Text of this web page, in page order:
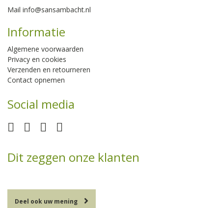
Mail info@sansambacht.nl
Informatie
Algemene voorwaarden
Privacy en cookies
Verzenden en retourneren
Contact opnemen
Social media
Dit zeggen onze klanten
Deel ook uw mening